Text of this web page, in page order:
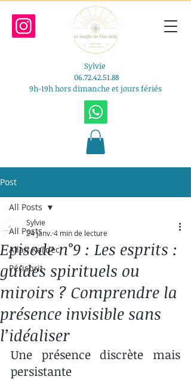
Sylvie​
06.72.42.51.88
​​9h-19h hors dimanche et jours fériés
Post
All Posts
Allan Kardec
Périsprit
All Posts
Episode n°9 : Les esprits :
guides spirituels ou
miroirs ? Comprendre la
présence invisible sans
l’idéaliser
Sylvie
24 janv.4 min de lecture
Une présence discrète mais
persistante